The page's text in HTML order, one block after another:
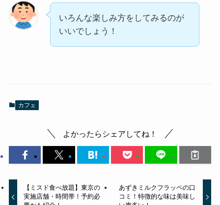
いろんな楽しみ方をしてみるのが
いいでしょう！
カフェ
よかったらシェアしてね！
【ミスド食べ放題】東京の
実施店舗・時間帯！予約必
あずきミルクフラッペの口
コミ！特徴的な味は美味し